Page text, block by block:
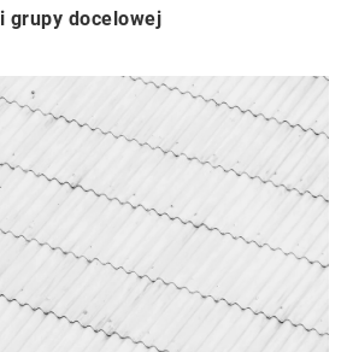
grupy docelowej